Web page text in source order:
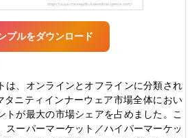
プルをダウンロード
は、オンラインとオフラインに分類され
ニティインナーウェア市場全体におい
トが最大の市場シェアを占めました。こ
スーパーマーケット／ハイパーマーケッ